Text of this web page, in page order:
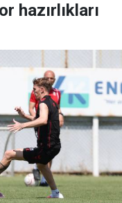
hazırlıkları